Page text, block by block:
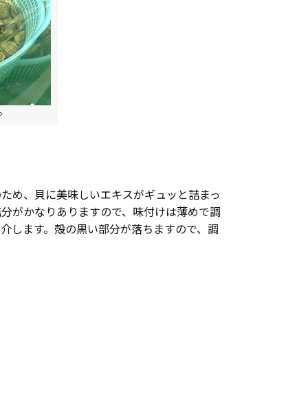
め、貝に美味しいエキスがギュッと詰まっ
がかなりありますので、味付けは薄めで調
します。殻の黒い部分が落ちますので、調